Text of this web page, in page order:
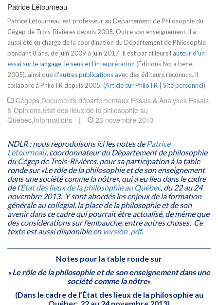
Patrice Létourneau
Patrice Létourneau est professeur au Département de Philosophie du
Cégep de Trois-Rivières depuis 2005. Outre son enseignement, il a
aussi été en charge de la coordination du Département de Philosophie
pendant 8 ans, de juin 2009 à juin 2017. Il est par ailleurs l'auteur d'un
essai sur le langage, le sens et l'interprétation (Éditions Nota bene,
2005), ainsi que d'autres publications avec des éditeurs reconnus. Il
collabore à PhiloTR depuis 2005. (Article sur PhiloTR Site personnel)
Cégeps,Documents départementaux,Essais & Analyses,Essais
& Opinions,État des lieux de la philosophie au
Québec,Informations | 23 novembre 2013
NDLR : nous reproduisons ici les notes de Patrice
Létourneau, coordonnateur du Département de philosophie
du Cégep de Trois-Rivières, pour sa participation à la table
ronde sur «Le rôle de la philosophie et de son enseignement
dans une société comme la nôtre», qui a eu lieu dans le cadre
de l’État des lieux de la philosophie au Québec, du 22 au 24
novembre 2013. Y sont abordés les enjeux de la formation
générale au collégial, la place de la philosophie et de son
avenir dans ce cadre qui pourrait être actualisé, de même que
des considérations sur l’embauche, entre autres choses. Ce
texte est aussi disponible en version .pdf.
Notes pour la table ronde sur
«Le rôle de la philosophie et de son enseignement dans une
société comme la nôtre»
(Dans le cadre de l’État des lieux de la philosophie au